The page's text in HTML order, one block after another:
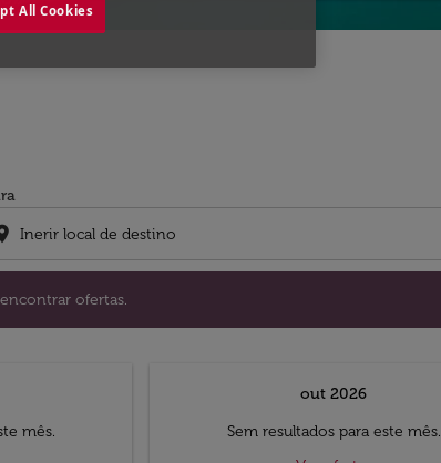
ofertas.
para encontrar ofertas.
mês.
out 2026
Sem resultados para este mês.
All Cookies